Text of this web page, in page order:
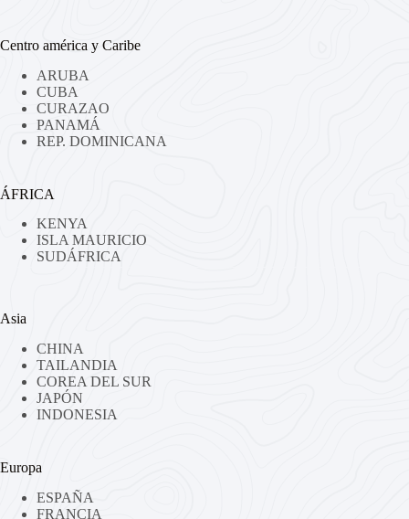
Centro américa y Caribe
ARUBA
CUBA
CURAZAO
PANAMÁ
REP. DOMINICANA
ÁFRICA
KENYA
ISLA MAURICIO
SUDÁFRICA
Asia
CHINA
TAILANDIA
COREA DEL SUR
JAPÓN
INDONESIA
Europa
ESPAÑA
FRANCIA